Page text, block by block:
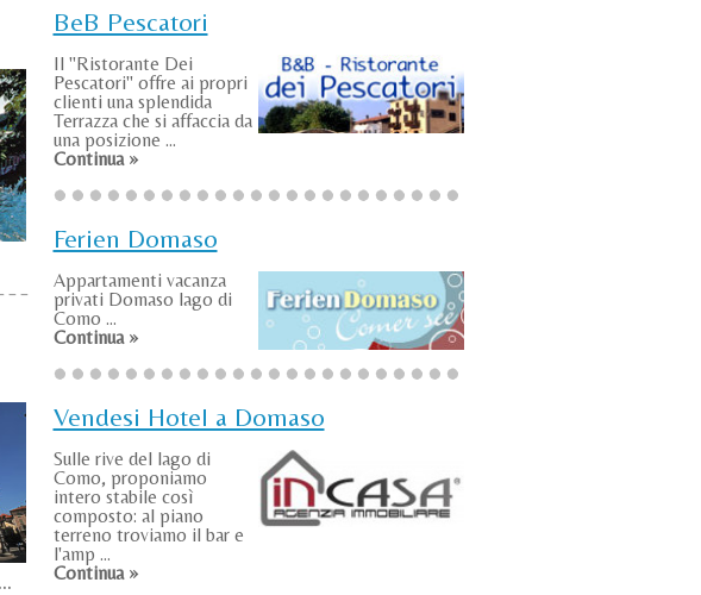
BeB Pescatori
Il "Ristorante Dei
Pescatori" offre ai propri
clienti una splendida
Terrazza che si affaccia da
una posizione ...
Continua »
Ferien Domaso
Appartamenti vacanza
privati Domaso lago di
Como ...
Continua »
Vendesi Hotel a Domaso
Sulle rive del lago di
Como, proponiamo
intero stabile così
composto: al piano
terreno troviamo il bar e
l'amp ...
Continua »